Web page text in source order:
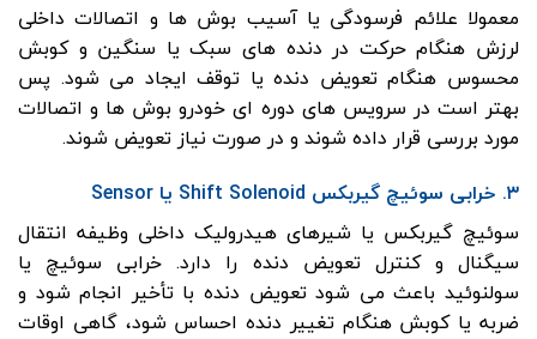
معمولا علائم فرسودگی یا آسیب بوش ها و اتصالات داخلی
لرزش هنگام حرکت در دنده های سبک یا سنگین و کوبش
محسوس هنگام تعویض دنده یا توقف ایجاد می شود. پس
بهتر است در سرویس های دوره ای خودرو بوش ها و اتصالات
مورد بررسی قرار داده شوند و در صورت نیاز تعویض شوند.
۳. خرابی سوئیچ گیربکس Shift Solenoid یا Sensor
سوئیچ گیربکس یا شیرهای هیدرولیک داخلی وظیفه انتقال
سیگنال و کنترل تعویض دنده را دارد. خرابی سوئیچ یا
سولنوئید باعث می شود تعویض دنده با تأخیر انجام شود و
ضربه یا کوبش هنگام تغییر دنده احساس شود، گاهی اوقات